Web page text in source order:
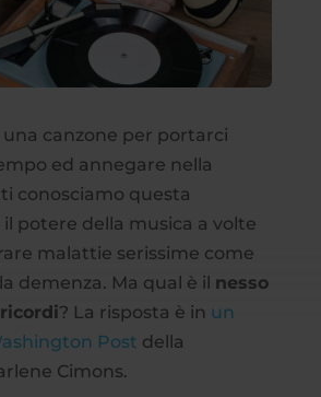
canzone per portarci
ed annegare nella
conosciamo questa
il potere della musica a volte
malattie serissime come
demenza. Ma qual è il nesso
? La risposta è in un
Post della
Cimons.